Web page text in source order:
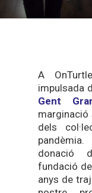
A
impulsada
Gent
marginació
dels
donació
fundació
anys de